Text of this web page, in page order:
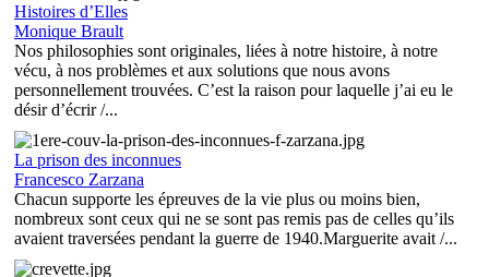
Histoires d’Elles
Monique Brault
Nos philosophies sont originales, liées à notre histoire, à notre
vécu, à nos problèmes et aux solutions que nous avons
personnellement trouvées. C’est la raison pour laquelle j’ai eu le
désir d’écrir /...
La prison des inconnues
Francesco Zarzana
Chacun supporte les épreuves de la vie plus ou moins bien,
nombreux sont ceux qui ne se sont pas remis pas de celles qu’ils
avaient traversées pendant la guerre de 1940.Marguerite avait /...